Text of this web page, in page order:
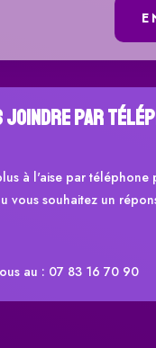
joindre par
à l'aise par téléphone
vous souhaitez un
au : 07 83 16 70 90